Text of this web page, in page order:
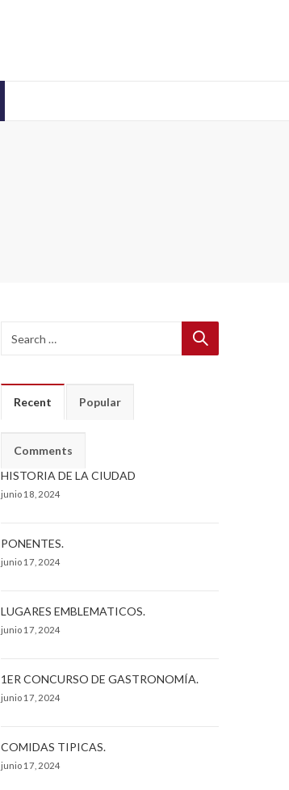
Recent Popular
Comments
HISTORIA DE LA CIUDAD
junio 18, 2024
PONENTES.
junio 17, 2024
LUGARES EMBLEMATICOS.
junio 17, 2024
1ER CONCURSO DE GASTRONOMÍA.
junio 17, 2024
COMIDAS TIPICAS.
junio 17, 2024